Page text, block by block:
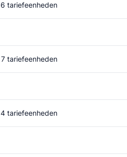
6 tariefeenheden
7 tariefeenheden
4 tariefeenheden